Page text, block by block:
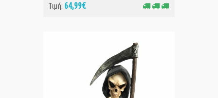
Τιμή: 64,99€